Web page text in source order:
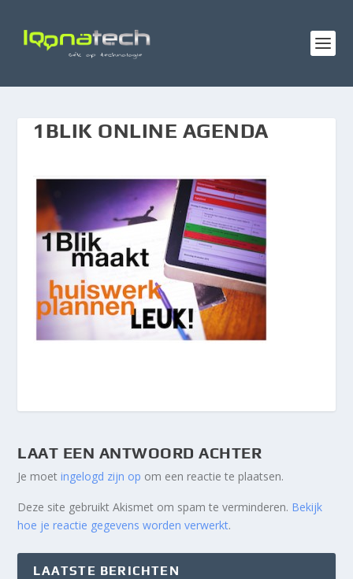
1BLIK ONLINE AGENDA
LAAT EEN ANTWOORD ACHTER
Je moetingelogd zijn op om een reactie te plaatsen.
Deze site gebruikt Akismet om spam te verminderen. Bekijk
hoe je reactie gegevens worden verwerkt.
LAATSTE BERICHTEN